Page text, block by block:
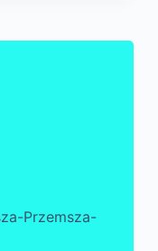
Przemsza-